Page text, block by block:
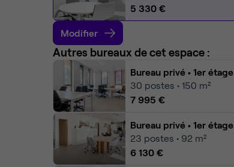
5 330 €
Modifier
Autres bureaux de cet espace :
Bureau privé • 1er étage
30 postes • 150 m²
7 995 €
Bureau privé • 1er étage
23 postes • 92 m²
6 130 €